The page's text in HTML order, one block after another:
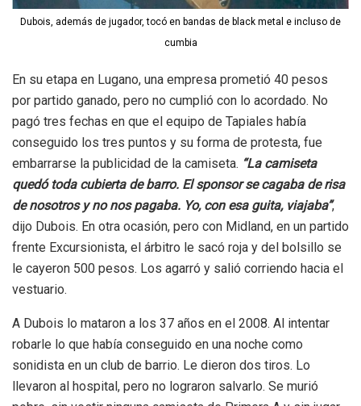
Dubois, además de jugador, tocó en bandas de black metal e incluso de
cumbia
En su etapa en Lugano, una empresa prometió 40 pesos
por partido ganado, pero no cumplió con lo acordado. No
pagó tres fechas en que el equipo de Tapiales había
conseguido los tres puntos y su forma de protesta, fue
embarrarse la publicidad de la camiseta. “La camiseta
quedó toda cubierta de barro. El sponsor se cagaba de risa
de nosotros y no nos pagaba. Yo, con esa guita, viajaba”,
dijo Dubois. En otra ocasión, pero con Midland, en un partido
frente Excursionista, el árbitro le sacó roja y del bolsillo se
le cayeron 500 pesos. Los agarró y salió corriendo hacia el
vestuario.
A Dubois lo mataron a los 37 años en el 2008. Al intentar
robarle lo que había conseguido en una noche como
sonidista en un club de barrio. Le dieron dos tiros. Lo
llevaron al hospital, pero no lograron salvarlo. Se murió